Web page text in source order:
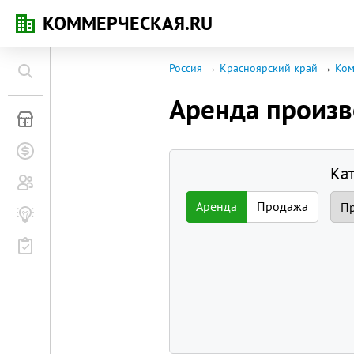
КОММЕРЧЕСКАЯ.RU
Коммерческая недвижимость
Россия Красноярский край
Аренда
Аренда Продажа